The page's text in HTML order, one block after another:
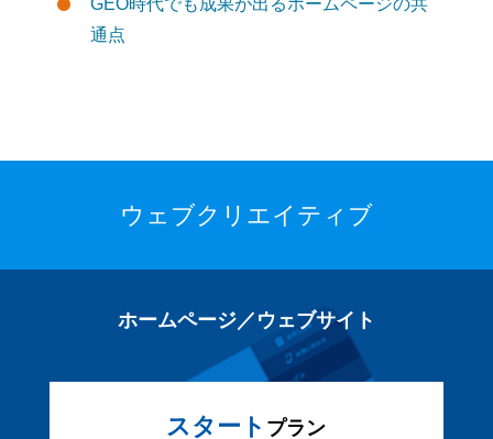
GEO時代でも成果が出るホームページの共
通点
ウェブクリエイティブ
ホームページ／ウェブサイト
スタート プラン